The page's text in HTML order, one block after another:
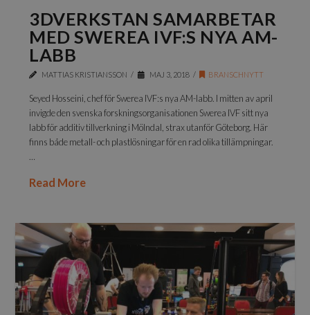
3DVERKSTAN SAMARBETAR
MED SWEREA IVF:S NYA AM-
LABB
MATTIAS KRISTIANSSON MAJ 3, 2018 BRANSCHNYTT
Seyed Hosseini, chef för Swerea IVF:s nya AM-labb. I mitten av april
invigde den svenska forskningsorganisationen Swerea IVF sitt nya
labb för additiv tillverkning i Mölndal, strax utanför Göteborg. Här
finns både metall- och plastlösningar för en rad olika tillämpningar.
Read More